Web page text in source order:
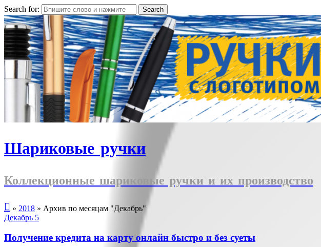
Search for:
Шариковые ручки
Коллекционные шариковые ручки и их производство
 » 2018 » Архив по месяцам "Декабрь"
Декабрь 5
Получение кредита на карту онлайн быстро и без суеты